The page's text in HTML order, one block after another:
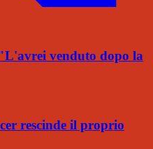
venduto dopo la
rescinde il proprio